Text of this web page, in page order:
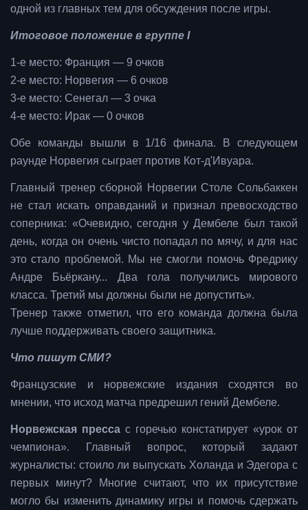
одной из главных тем для обсуждения после игры.
Итоговое положение в группе I
1-е место: Франция — 9 очков
2-е место: Норвегия — 6 очков
3-е место: Сенегал — 3 очка
4-е место: Ирак — 0 очков
Обе команды вышли в 1/16 финала. В следующем
раунде Норвегия сыграет против Кот-д'Ивуара.
Главный тренер сборной Норвегии Столе Сольбаккен
не стал искать оправданий и признал превосходство
соперника: «Очевидно, сегодня у Дембеле был такой
день, когда он очень чисто попадал по мячу, и для нас
это стало проблемой. Мы не смогли помочь Фредрику
Андре Бьёркану... Два гола получились мирового
класса. Третий мы должны были не допустить».
Тренер также отметил, что его команда должна была
лучше поддерживать своего защитника.
Что пишут СМИ?
Французские и норвежские издания сходятся во
мнении, что исход матча предрешил гений Дембеле.
Норвежская пресса с горечью констатирует «урок от
чемпиона». Главный вопрос, который задают
журналисты: стоило ли выпускать Холанда и Эдегора с
первых минут? Многие считают, что их присутствие
могло бы изменить динамику игры и помочь сдержать